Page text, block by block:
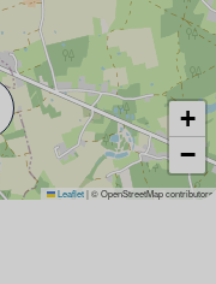
+
−
Leaflet |© OpenStreetMap contributors